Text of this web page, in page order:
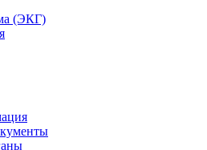
(ЭКГ)